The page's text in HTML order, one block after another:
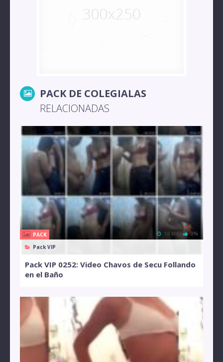
PACK DE COLEGIALAS
RELACIONADAS
PACK
Pack VIP
10 MB 0%
Pack VIP 0252: Video Chavos de Secu Follando
en el Baño